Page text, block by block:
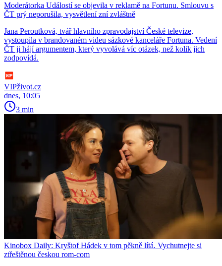
Moderátorka Událostí se objevila v reklamě na Fortunu. Smlouvu s
ČT prý neporušila, vysvětlení zní zvláštně
Jana Peroutková, tvář hlavního zpravodajství České televize,
vystoupila v brandovaném videu sázkové kanceláře Fortuna. Vedení
ČT ji hájí argumentem, který vyvolává víc otázek, než kolik jich
zodpovídá.
VIPživot.cz
dnes, 10:05
3 min
Kinobox Daily: Kryštof Hádek v tom pěkně lítá. Vychutnejte si
ztřeštěnou českou rom-com